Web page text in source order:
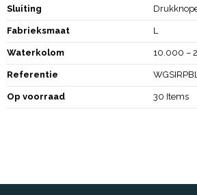
Sluiting
Fabrieksmaat L
Waterkolom 10.000 –
Referentie
Op voorraad 30 Items